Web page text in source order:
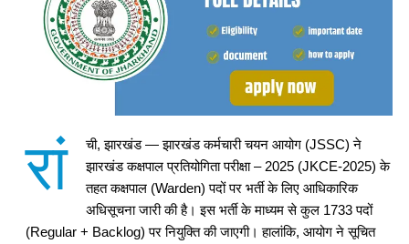
रां
ची, झारखंड — झारखंड कर्मचारी चयन आयोग (JSSC) ने
झारखंड कक्षपाल प्रतियोगिता परीक्षा – 2025 (JKCE-2025) के
तहत कक्षपाल (Warden) पदों पर भर्ती के लिए आधिकारिक
अधिसूचना जारी की है। इस भर्ती के माध्यम से कुल 1733 पदों
(Regular + Backlog) पर नियुक्ति की जाएगी। हालांकि, आयोग ने सूचित